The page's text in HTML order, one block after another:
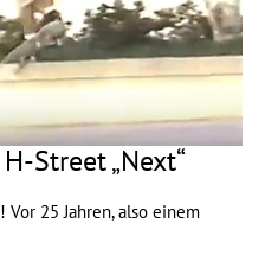
Street „Next“
Vor 25 Jahren, also einem